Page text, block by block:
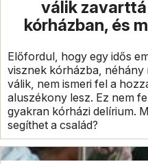
válik
kórházban, és
Előfordul, hogy egy idős
visznek kórházba, néhány
válik, nem ismeri fel a
aluszékony lesz. Ez nem
gyakran kórházi delírium.
segíthet a család?